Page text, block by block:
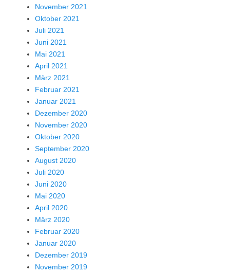
November 2021
Oktober 2021
Juli 2021
Juni 2021
Mai 2021
April 2021
März 2021
Februar 2021
Januar 2021
Dezember 2020
November 2020
Oktober 2020
September 2020
August 2020
Juli 2020
Juni 2020
Mai 2020
April 2020
März 2020
Februar 2020
Januar 2020
Dezember 2019
November 2019